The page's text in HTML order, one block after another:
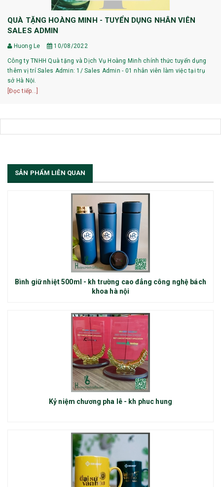
QUÀ TẶNG HOÀNG MINH - TUYỂN DỤNG NHÂN VIÊN
SALES ADMIN
Huong Le 10/08/2022
Công ty TNHH Quà tặng và Dịch Vụ Hoàng Minh chính thức tuyển dụng
thêm vị trí Sales Admin: 1/ Sales Admin - 01 nhân viên làm việc tại trụ
sở Hà Nội.
[Đọc tiếp...]
SẢN PHẨM LIÊN QUAN
Bình giữ nhiệt 500ml - kh trường cao đẳng công nghệ bách
khoa hà nội
Kỷ niệm chương pha lê - kh phuc hung